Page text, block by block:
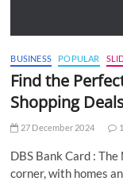
BUSINESS POPULAR
Find the
Shopping
27 December 2024
DBS Bank Card :
corner, with homes